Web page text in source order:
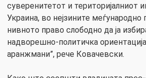
суверенитетот и територијалниот
Украина, во нејзините меѓународно
нивното право слободно да ја
надворешно-политичка
аранжмани”, рече Ковачевски.